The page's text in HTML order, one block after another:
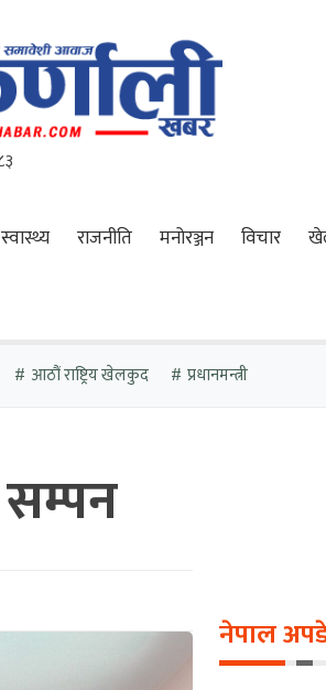
स्वास्थ्य राजनीति मनोरञ्जन विचार
आठौं राष्ट्रिय खेलकुद प्रधानमन्त्री
नेपाल